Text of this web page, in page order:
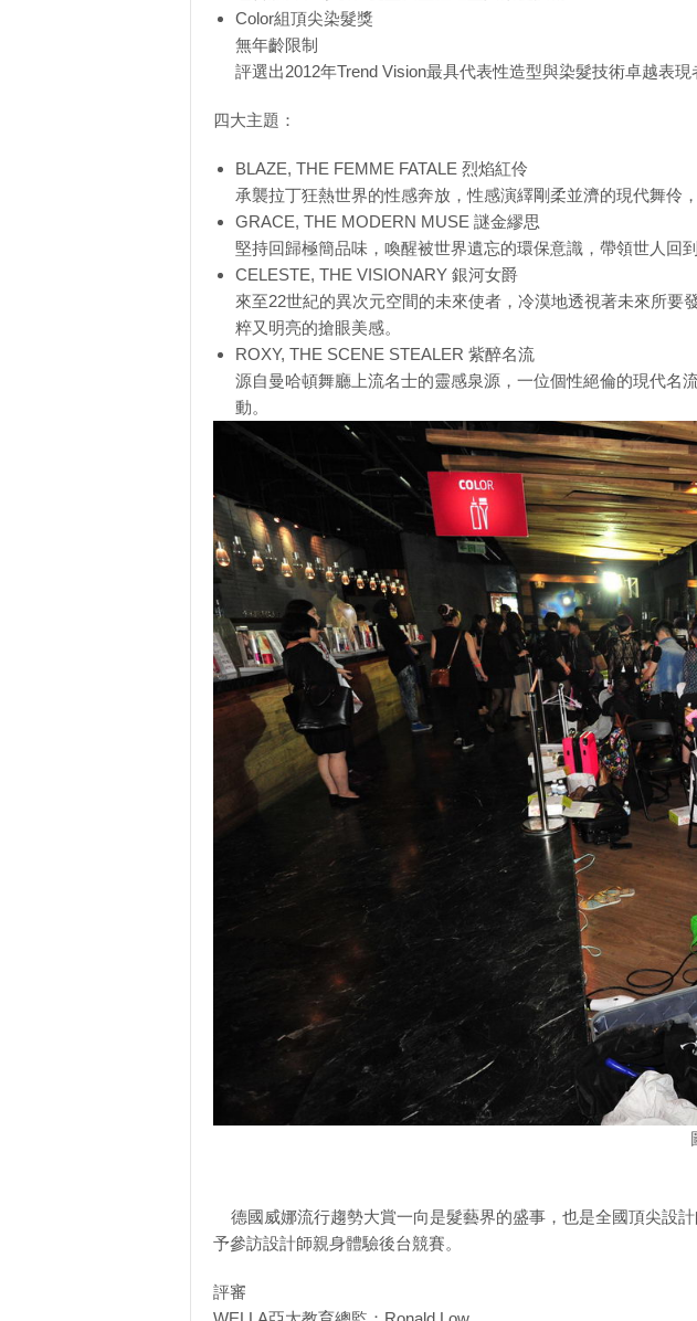
Color組頂尖染髮獎
無年齡限制
評選出2012年Trend Vision最具代表性造型與染髮技術卓越表現
四大主題：
BLAZE, THE FEMME FATALE 烈焰紅伶
承襲拉丁狂熱世界的性感奔放，性感演繹剛柔並濟的現代舞伶
GRACE, THE MODERN MUSE 謎金繆思
堅持回歸極簡品味，喚醒被世界遺忘的環保意識，帶領世人回
CELESTE, THE VISIONARY 銀河女爵
來至22世紀的異次元空間的未來使者，冷漠地透視著未來所
粹又明亮的搶眼美感。
ROXY, THE SCENE STEALER 紫醉名流
源自曼哈頓舞廳上流名士的靈感泉源，一位個性絕倫的現代名
動。
德國威娜流行趨勢大賞一向是髮藝界的盛事，也是全國頂尖設
予參訪設計師親身體驗後台競賽。
評審